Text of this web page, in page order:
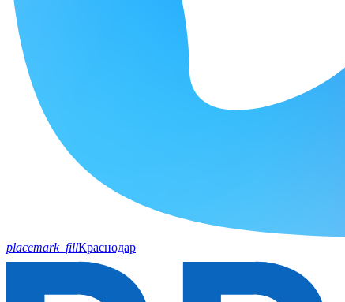
placemark_fillКраснодар